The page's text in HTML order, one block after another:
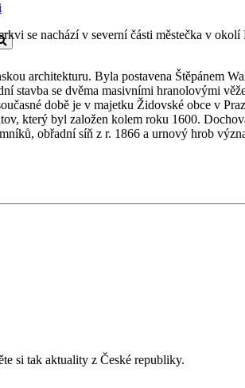
se nachází v severní části městečka v
architekturu. Byla postavena Štěpánem
stavba se dvěma masivními hranolovými
době je v majetku Židovské obce v
který byl založen kolem roku 1600.
obřadní síň z r. 1866 a urnový hrob
si tak aktuality z České republiky.